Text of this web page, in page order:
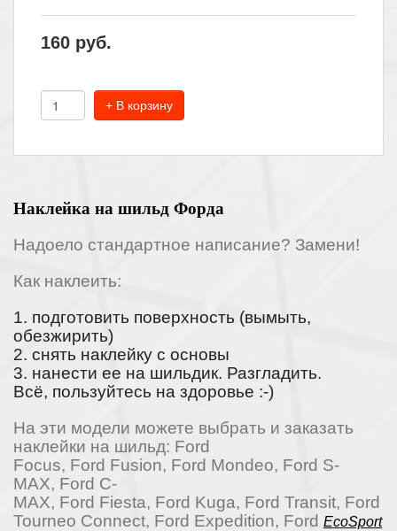
160 руб.
+ В корзину
Наклейка на шильд Форда
Надоело стандартное написание? Замени!
Как наклеить:
1. подготовить поверхность (вымыть,
обезжирить)
2. снять наклейку с основы
3. нанести ее на шильдик. Разгладить.
Всё, пользуйтесь на здоровье :-)
На эти модели можете выбрать и заказать
наклейки на шильд: Ford
Focus, Ford Fusion, Ford Mondeo, Ford S-
MAX, Ford C-
MAX, Ford Fiesta, Ford Kuga, Ford Transit, Ford
Tourneo Connect, Ford Expedition, Ford EcoSport